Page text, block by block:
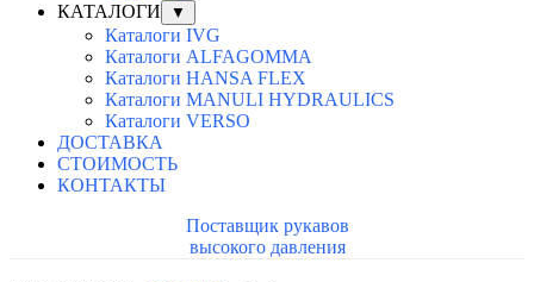
КАТАЛОГИ
▼
Каталоги IVG
Каталоги ALFAGOMMA
Каталоги HANSA FLEX
Каталоги MANULI HYDRAULICS
Каталоги VERSO
ДОСТАВКА
СТОИМОСТЬ
КОНТАКТЫ
Поставщик рукавов
высокого давления